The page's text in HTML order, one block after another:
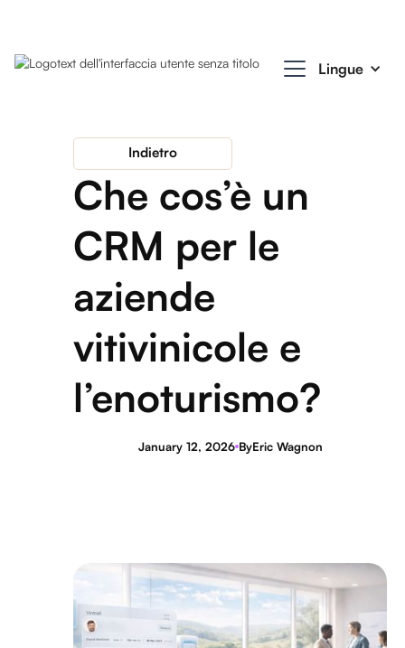
Lingue
Indietro
Che cos’è un
CRM per le
aziende
vitivinicole e
l’enoturismo?
January 12, 2026 ByEric Wagnon